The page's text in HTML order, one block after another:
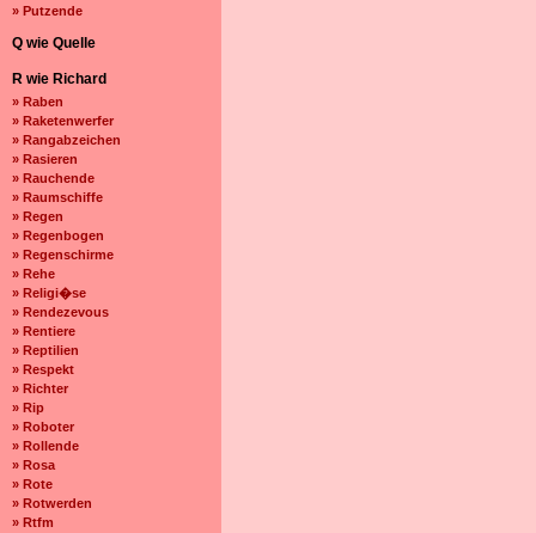
» Putzende
Q wie Quelle
R wie Richard
» Raben
» Raketenwerfer
» Rangabzeichen
» Rasieren
» Rauchende
» Raumschiffe
» Regen
» Regenbogen
» Regenschirme
» Rehe
» Religi�se
» Rendezevous
» Rentiere
» Reptilien
» Respekt
» Richter
» Rip
» Roboter
» Rollende
» Rosa
» Rote
» Rotwerden
» Rtfm